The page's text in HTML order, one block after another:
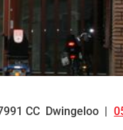
CC Dwingeloo